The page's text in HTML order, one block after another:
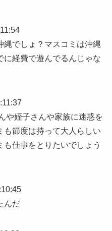
縄でしょ？マスコミは沖縄
に経費で遊んでるんじゃな
や姪子さんや家族に迷惑を
も節度は持って大人らしい
仕事をとりたいでしょう
んだ